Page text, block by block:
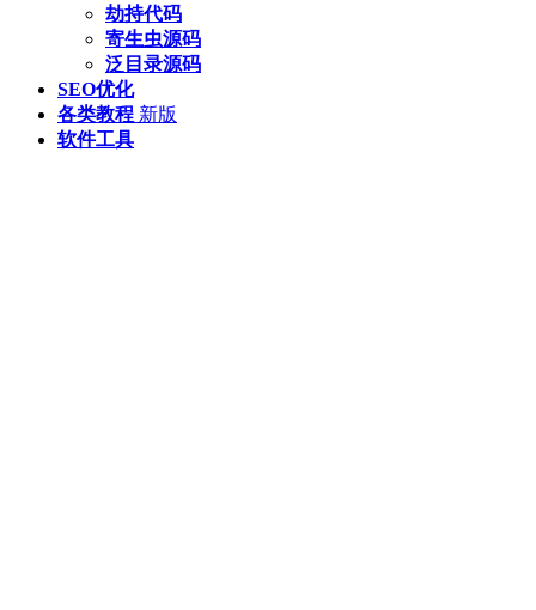
劫持代码
寄生虫源码
泛目录源码
SEO优化
各类教程 新版
软件工具